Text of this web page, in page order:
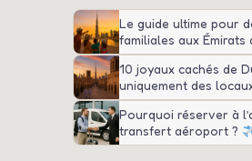
Le guide ultime pour
familiales aux Émirats
attractions, conseils
10 joyaux cachés de
uniquement des
Pourquoi réserver à
transfert aéroport ?